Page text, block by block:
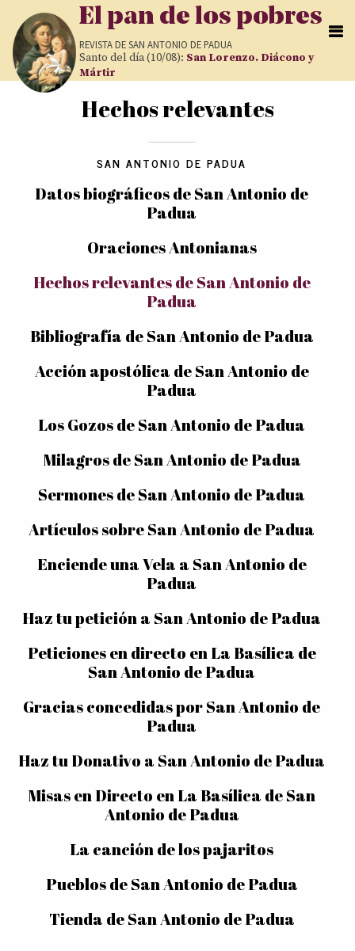
Pasar al contenido principal
El pan de los pobres
REVISTA DESAN ANTONIO DE PADUA
Santo del día (10/08): San Lorenzo. Diácono y
Mártir
Usted está aquíHechos relevantes
SAN ANTONIO DE PADUA
Datos biográficos de San Antonio de
Padua
Oraciones Antonianas
Hechos relevantes de San Antonio de
Padua
Bibliografía de San Antonio de Padua
Acción apostólica de San Antonio de
Padua
Los Gozos de San Antonio de Padua
Milagros de San Antonio de Padua
Sermones de San Antonio de Padua
Artículos sobre San Antonio de Padua
Enciende una Vela a San Antonio de
Padua
Haz tu petición a San Antonio de Padua
Peticiones en directo en La Basílica de
San Antonio de Padua
Gracias concedidas por San Antonio de
Padua
Haz tu Donativo a San Antonio de Padua
Misas en Directo en La Basílica de San
Antonio de Padua
La canción de los pajaritos
Pueblos de San Antonio de Padua
Tienda de San Antonio de Padua